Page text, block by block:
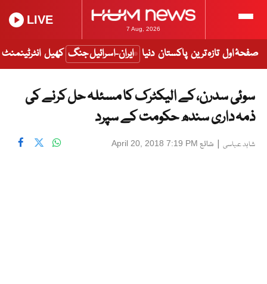
7 Aug, 2026
LIVE
صفحۂ اول تازہ ترین پاکستان دنیا ایران-اسرائیل جنگ کھیل انٹرٹینمنٹ
سوئی سدرن، کے الیکٹرک کا مسئلہ حل کرنے کی
ذمہ داری سندھ حکومت کے سپرد
شاہد عباسی | شائع April 20, 2018 7:19 PM